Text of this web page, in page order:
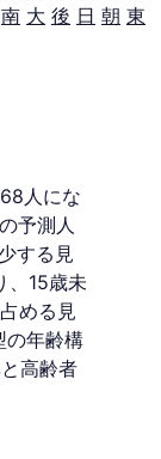
南 大 後 日 朝 東
人にな
予測人
する見
、15歳未
める見
の年齢構
高齢者